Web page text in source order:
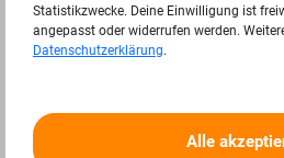
« »
Statistikzwecke. Deine Einwilligung ist
angepasst oder widerrufen werden.
Datenschutzerklärung.
Alle